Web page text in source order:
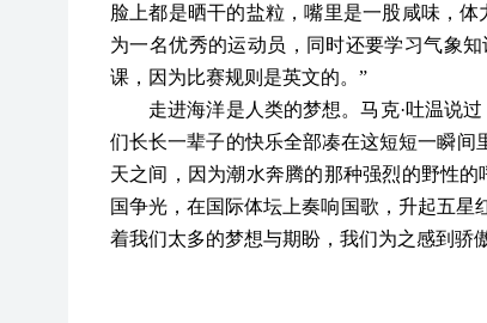
脸上都是晒干的盐粒，嘴里是一股咸味，
为一名优秀的运动员，同时还要学习气象
课，因为比赛规则是英文的。”
走进海洋是人类的梦想。马克·吐温说
们长长一辈子的快乐全部凑在这短短一瞬间
天之间，因为潮水奔腾的那种强烈的野性
国争光，在国际体坛上奏响国歌，升起五
着我们太多的梦想与期盼，我们为之感到骄傲